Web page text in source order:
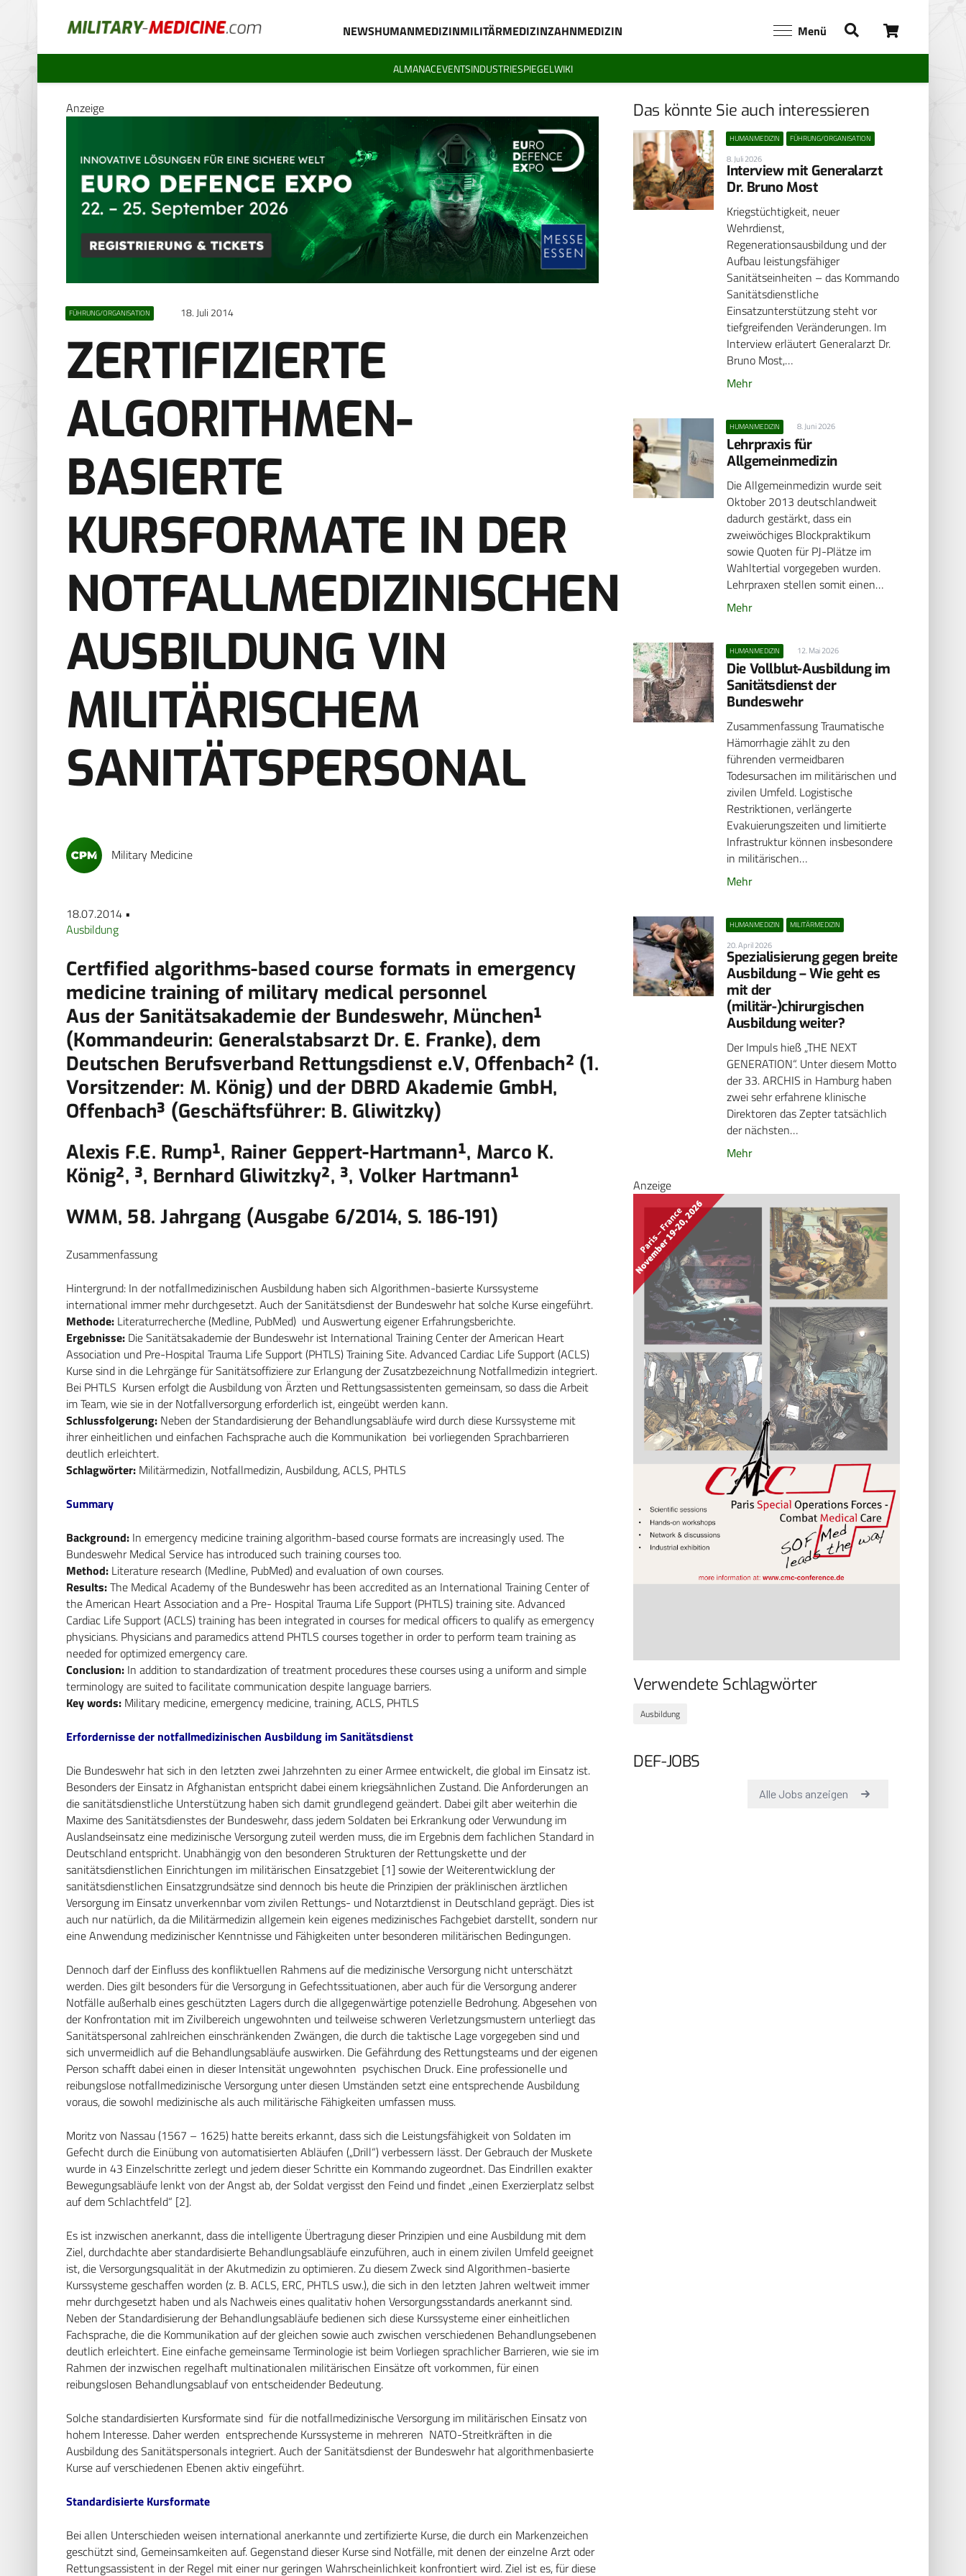
NEWSHUMANMEDIZINMILITÄRMEDIZINZAHNMEDIZIN Menü
ALMANACEVENTSINDUSTRIESPIEGELWIKI
Anzeige
FÜHRUNG/ORGANISATION 18. Juli 2014
ZERTIFIZIERTE
ALGORITHMEN-
BASIERTE
KURSFORMATE IN DER
NOTFALLMEDIZINISCHEN
AUSBILDUNG VIN
MILITÄRISCHEM
SANITÄTSPERSONAL
Military Medicine
18.07.2014 •
Ausbildung
Certfified algorithms-based course formats in emergency
medicine training of military medical personnel
Aus der Sanitätsakademie der Bundeswehr, München¹
(Kommandeurin: Generalstabsarzt Dr. E. Franke), dem
Deutschen Berufsverband Rettungsdienst e.V, Offenbach² (1.
Vorsitzender: M. König) und der DBRD Akademie GmbH,
Offenbach³ (Geschäftsführer: B. Gliwitzky)
Alexis F.E. Rump¹, Rainer Geppert-Hartmann¹, Marco K.
König², ³, Bernhard Gliwitzky², ³, Volker Hartmann¹
WMM, 58. Jahrgang (Ausgabe 6/2014, S. 186-191)
Zusammenfassung
Hintergrund: In der notfallmedizinischen Ausbildung haben sich Algorithmen-basierte Kurssysteme
international immer mehr durchgesetzt. Auch der Sanitätsdienst der Bundeswehr hat solche Kurse eingeführt.
Methode: Literaturrecherche (Medline, PubMed) und Auswertung eigener Erfahrungsberichte.
Ergebnisse: Die Sanitätsakademie der Bundeswehr ist International Training Center der American Heart
Association und Pre-Hospital Trauma Life Support (PHTLS) Training Site. Advanced Cardiac Life Support (ACLS)
Kurse sind in die Lehrgänge für Sanitätsoffiziere zur Erlangung der Zusatzbezeichnung Notfallmedizin integriert.
Bei PHTLS Kursen erfolgt die Ausbildung von Ärzten und Rettungsassistenten gemeinsam, so dass die Arbeit
im Team, wie sie in der Notfallversorgung erforderlich ist, eingeübt werden kann.
Schlussfolgerung: Neben der Standardisierung der Behandlungsabläufe wird durch diese Kurssysteme mit
ihrer einheitlichen und einfachen Fachsprache auch die Kommunikation bei vorliegenden Sprachbarrieren
deutlich erleichtert.
Schlagwörter: Militärmedizin, Notfallmedizin, Ausbildung, ACLS, PHTLS
Summary
Background: In emergency medicine training algorithm-­based course formats are increasingly used. The
Bundeswehr Medical Service has introduced such training courses too.
Method: Literature research (Medline, PubMed) and evaluation of own courses.
Results:The Medical Academy of the Bundeswehr has been accredited as an International Training Center of
the American Heart Association and a Pre- Hospital Trauma Life Support (PHTLS) training site. Advanced
Cardiac Life Support (ACLS) training has been integrated in courses for medical officers to qualify as emergency
physicians. Physicians and paramedics attend PHTLS courses together in order to perform team training as
needed for optimized emergency care.
Conclusion: In addition to standardization of treatment procedures these courses using a uniform and simple
terminology are suited to facilitate communication despite language barriers.
Key words: Military medicine, emergency medicine, training, ACLS, PHTLS
Erfordernisse der notfallmedizinischen ­Ausbildung im Sanitätsdienst
Die Bundeswehr hat sich in den letzten zwei Jahrzehnten zu einer Armee entwickelt, die global im Einsatz ist.
Besonders der Einsatz in Afghanistan entspricht dabei einem kriegsähnlichen Zustand. Die Anforderungen an
die sanitätsdienstliche Unterstützung haben sich damit grundlegend geändert. Dabei gilt aber weiterhin die
Maxime des Sanitätsdienstes der Bundeswehr, dass jedem Soldaten bei Erkrankung oder Verwundung im
Auslandseinsatz eine medizinische Versorgung zuteil werden muss, die im Ergebnis dem fachlichen Standard in
Deutschland entspricht. Unabhängig von den besonderen Strukturen der Rettungskette und der
sanitätsdienstlichen Einrichtungen im militärischen Einsatzgebiet [1] sowie der Weiterentwicklung der
sanitätsdienstlichen Einsatzgrundsätze sind dennoch bis heute die Prinzipien der präklinischen ärztlichen
Versorgung im Einsatz unverkennbar vom zivilen Rettungs- und Notarztdienst in Deutschland geprägt. Dies ist
auch nur natürlich, da die Militärmedizin allgemein kein eigenes medizinisches Fachgebiet darstellt, sondern nur
eine Anwendung medizinischer Kenntnisse und Fähigkeiten unter besonderen militärischen Bedingungen.
Dennoch darf der Einfluss des konfliktuellen Rahmens auf die medizinische Versorgung nicht unterschätzt
werden. Dies gilt besonders für die Versorgung in Gefechtssituationen, aber auch für die Versorgung anderer
Notfälle außerhalb eines geschützten Lagers durch die allgegenwärtige potenzielle Bedrohung. Abgesehen von
der Konfrontation mit im Zivilbereich ungewohnten und teilweise schweren Verletzungsmustern unterliegt das
Sanitätspersonal zahlreichen einschränkenden Zwängen, die durch die taktische Lage vorgegeben sind und
sich unvermeidlich auf die Behandlungsabläufe auswirken. Die Gefährdung des Rettungsteams und der eigenen
Person schafft dabei einen in dieser Intensität ungewohnten psychischen Druck. Eine professionelle und
reibungslose notfallmedizinische Versorgung unter diesen Umständen setzt eine entsprechende Ausbildung
voraus, die sowohl medizinische als auch militärische Fähigkeiten umfassen muss.
Moritz von Nassau (1567 – 1625) hatte bereits erkannt, dass sich die Leistungsfähigkeit von Soldaten im
Gefecht durch die Einübung von automatisierten Abläufen („Drill“) verbessern lässt. Der Gebrauch der Muskete
wurde in 43 Einzelschritte zerlegt und jedem dieser Schritte ein Kommando zugeordnet. Das Eindrillen exakter
Bewegungsabläufe lenkt von der Angst ab, der Soldat vergisst den Feind und findet „einen Exerzierplatz selbst
auf dem Schlachtfeld“ [2].
Es ist inzwischen anerkannt, dass die intelligente Übertragung dieser Prinzipien und eine Ausbildung mit dem
Ziel, durchdachte aber standardisierte Behandlungsabläufe einzuführen, auch in einem zivilen Umfeld geeignet
ist, die Versorgungsqualität in der Akutmedizin zu optimieren. Zu diesem Zweck sind Algorithmen-basierte
Kurssysteme geschaffen worden (z. B. ACLS, ERC, PHTLS usw.), die sich in den letzten Jahren weltweit immer
mehr durchgesetzt haben und als Nachweis eines qualitativ hohen Versorgungsstandards anerkannt sind.
Neben der Standardisierung der Behandlungsabläufe bedienen sich diese Kurssysteme einer einheitlichen
Fachsprache, die die Kommunikation auf der gleichen sowie auch zwischen verschiedenen Behandlungsebenen
deutlich erleichtert. Eine einfache gemeinsame Terminologie ist beim Vorliegen sprachlicher Barrieren, wie sie im
Rahmen der inzwischen regelhaft multinationalen militärischen Einsätze oft vorkommen, für einen
reibungslosen Behandlungsablauf von entscheidender Bedeutung.
Solche standardisierten Kursformate sind für die notfallmedizinische Versorgung im militärischen Einsatz von
hohem Interesse. Daher werden entsprechende Kurssysteme in mehreren NATO-Streitkräften in die
Ausbildung des Sanitätspersonals integriert. Auch der Sanitätsdienst der Bundeswehr hat algorithmenbasierte
Kurse auf verschiedenen Ebenen aktiv eingeführt.
Standardisierte Kursformate
Bei allen Unterschieden weisen international anerkannte und zertifizierte Kurse, die durch ein Markenzeichen
geschützt sind, Gemeinsamkeiten auf. Gegenstand dieser Kurse sind Notfälle, mit denen der einzelne Arzt oder
Rettungsassistent in der Regel mit einer nur geringen Wahrscheinlichkeit konfrontiert wird. Ziel ist es, für diese
Das könnte Sie auch interessieren
HUMANMEDIZIN FÜHRUNG/ORGANISATION
8. Juli 2026
Interview mit Generalarzt
Dr. Bruno Most
Kriegstüchtigkeit, neuer
Wehrdienst,
Regenerationsausbildung und der
Aufbau leistungsfähiger
Sanitätseinheiten – das Kommando
Sanitätsdienstliche
Einsatzunterstützung steht vor
tiefgreifenden Veränderungen. Im
Interview erläutert Generalarzt Dr.
Bruno Most,…
Mehr
HUMANMEDIZIN 8. Juni 2026
Lehrpraxis für
Allgemeinmedizin
Die Allgemeinmedizin wurde seit
Oktober 2013 deutschlandweit
dadurch gestärkt, dass ein
zweiwöchiges Blockpraktikum
sowie Quoten für PJ-Plätze im
Wahltertial vorgegeben wurden.
Lehrpraxen stellen somit einen…
Mehr
HUMANMEDIZIN 12. Mai 2026
Die Vollblut-Ausbildung im
Sanitätsdienst der
Bundeswehr
Zusammenfassung Traumatische
Hämorrhagie zählt zu den
führenden vermeidbaren
Todesursachen im militärischen und
zivilen Umfeld. Logistische
Restriktionen, verlängerte
Evakuierungszeiten und limitierte
Infrastruktur können insbesondere
in militärischen…
Mehr
HUMANMEDIZIN MILITÄRMEDIZIN
20. April 2026
Spezialisierung gegen breite
Ausbildung – Wie geht es
mit der
(militär-)chirurgischen
Ausbildung weiter?
Der Impuls hieß „THE NEXT
GENERATION“. Unter diesem Motto
der 33. ARCHIS in Hamburg haben
zwei sehr erfahrene klinische
Direktoren das Zepter tatsächlich
der nächsten…
Mehr
Anzeige
Verwendete Schlagwörter
Ausbildung
DEF-JOBS